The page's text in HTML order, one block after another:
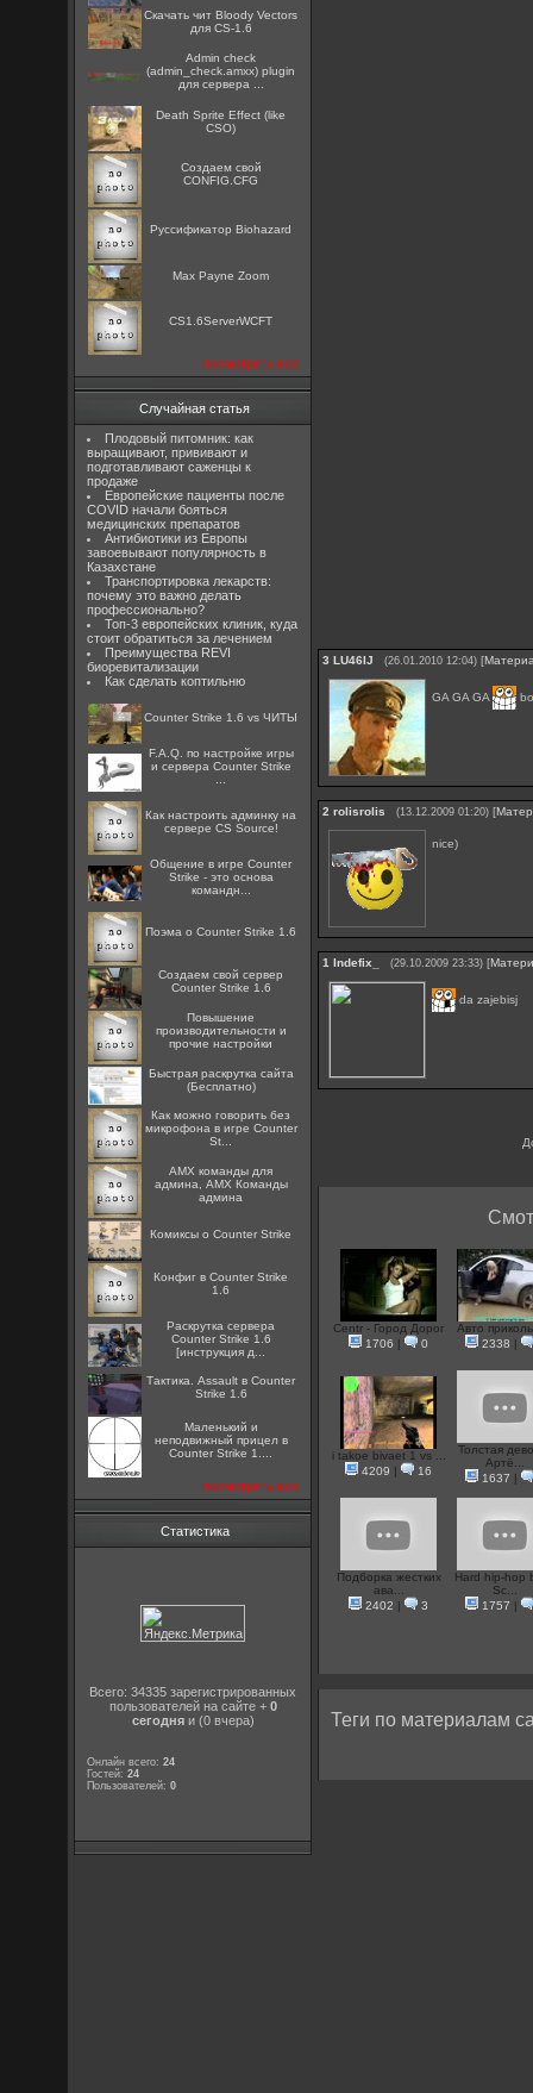
Скачать чит Bloody Vectors
для CS-1.6
Admin check
(admin_check.amxx) plugin
для сервера ...
Death Sprite Effect (like
CSO)
Создаем свой
CONFIG.CFG
Руссификатор Biohazard
Max Payne Zoom
CS1.6ServerWCFT
посмотреть все
Случайная статья
Плодовый питомник: как
выращивают, прививают и
подготавливают саженцы к
продаже
Европейские пациенты после
COVID начали бояться
медицинских препаратов
Антибиотики из Европы
завоевывают популярность в
Казахстане
Транспортировка лекарств:
почему это важно делать
профессионально?
Топ-3 европейских клиник, куда
стоит обратиться за лечением
Преимущества REVI
биоревитализации
Как сделать коптильню
Counter Strike 1.6 vs ЧИТЫ
F.A.Q. по настройке игры
и сервера Counter Strike
Как настроить админку на
сервере CS Source!
Общение в игре Counter
Strike - это основа
командн...
Поэма о Counter Strike 1.6
Создаем свой сервер
Counter Strike 1.6
Повышение
производительности и
прочие настройки
Быстрая раскрутка сайта
(Бесплатно)
Как можно говорить без
микрофона в игре Counter
St...
AMX команды для
админа, AMX Команды
админа
Комиксы о Counter Strike
Конфиг в Counter Strike
1.6
Раскрутка сервера
Counter Strike 1.6
[инструкция д...
Тактика. Assault в Counter
Strike 1.6
Маленький и
неподвижный прицел в
Counter Strike 1....
посмотреть все
Статистика
Всего: 34335 зарегистрированных
пользователей на сайте + 0
сегодняи (0 вчера)
Онлайн всего:24
Гостей:24
Пользователей:0
3 LU46IJ (26.01.2010 12:04) [
GA GA GA
2 rolisrolis (13.12.2009 01:20) [
nice)
1 Indefix_ (29.10.2009 23:33) [
da zajebisj
Centr - Город Дорог
1706 | 0
Авто
2338 |
i takoe bivaet 1 vs ...
4209 | 16
Толстая
Артё...
1637 |
Подборка жестких
ава...
2402 | 3
Hard hip-hop
Sc...
1757 |
Теги по материалам